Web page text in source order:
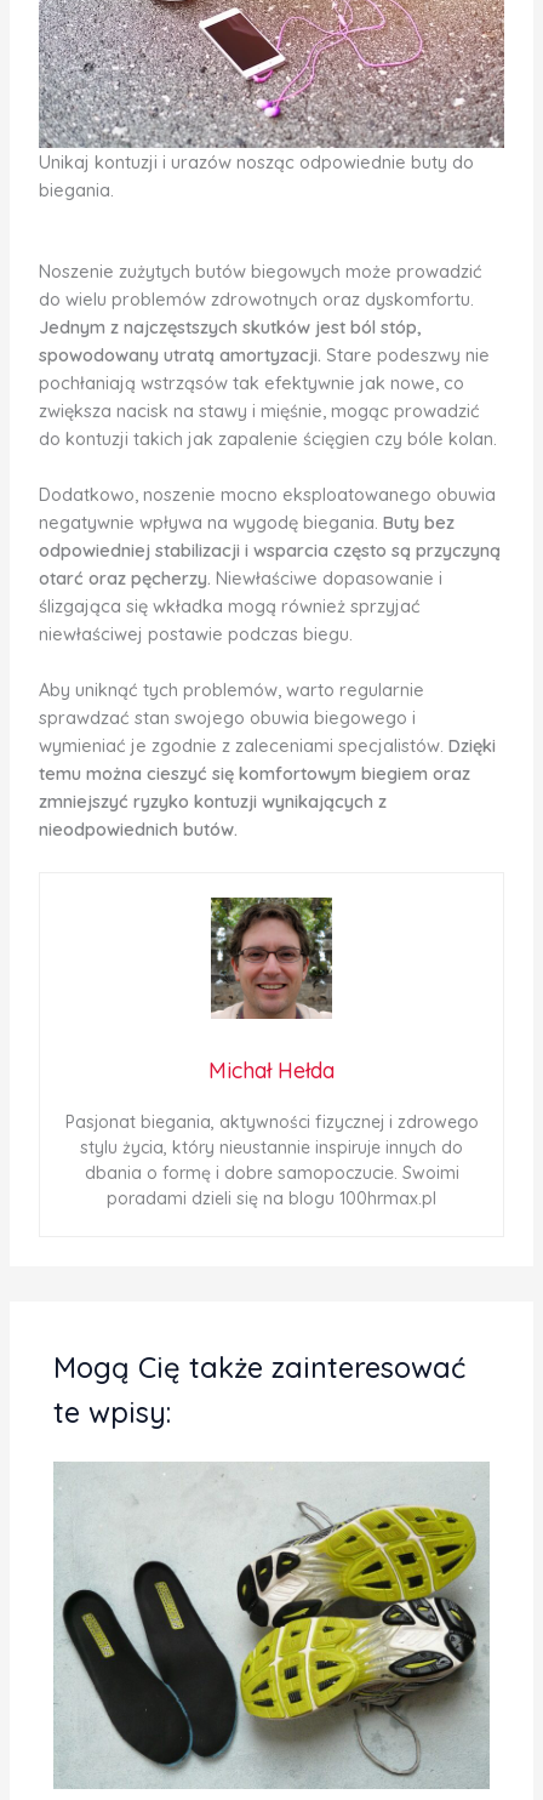
Unikaj kontuzji i urazów nosząc odpowiednie buty do
biegania.
Noszenie zużytych butów biegowych może prowadzić
do wielu problemów zdrowotnych oraz dyskomfortu.
Jednym z najczęstszych skutków jest ból stóp,
spowodowany utratą amortyzacji. Stare podeszwy nie
pochłaniają wstrząsów tak efektywnie jak nowe, co
zwiększa nacisk na stawy i mięśnie, mogąc prowadzić
do kontuzji takich jak zapalenie ścięgien czy bóle kolan.
Dodatkowo, noszenie mocno eksploatowanego obuwia
negatywnie wpływa na wygodę biegania. Buty bez
odpowiedniej stabilizacji i wsparcia często są przyczyną
otarć oraz pęcherzy. Niewłaściwe dopasowanie i
ślizgająca się wkładka mogą również sprzyjać
niewłaściwej postawie podczas biegu.
Aby uniknąć tych problemów, warto regularnie
sprawdzać stan swojego obuwia biegowego i
wymieniać je zgodnie z zaleceniami specjalistów. Dzięki
temu można cieszyć się komfortowym biegiem oraz
zmniejszyć ryzyko kontuzji wynikających z
nieodpowiednich butów.
Michał Hełda
Pasjonat biegania, aktywności fizycznej i zdrowego
stylu życia, który nieustannie inspiruje innych do
dbania o formę i dobre samopoczucie. Swoimi
poradami dzieli się na blogu 100hrmax.pl
Mogą Cię także zainteresować
te wpisy: